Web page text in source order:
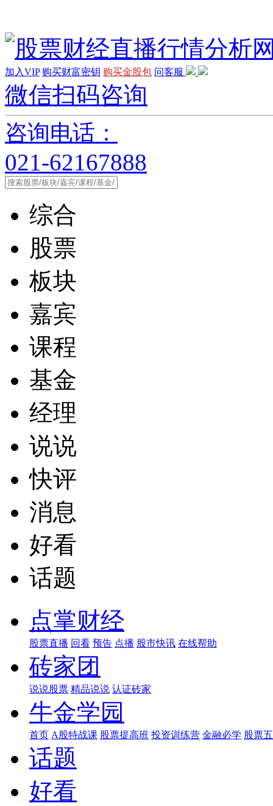
加入VIP 购买财富密钥 购买金股包 问客服
微信扫码咨询
咨询电话：
021-62167888
综合
股票
板块
嘉宾
课程
基金
经理
说说
快评
消息
好看
话题
点掌财经
股票直播 回看 预告 点播 股市快讯 在线帮助
砖家团
说说股票 精品说说 认证砖家
牛金学园
首页 A股特战课 股票提高班 投资训练营 金融必学 股票
话题
好看